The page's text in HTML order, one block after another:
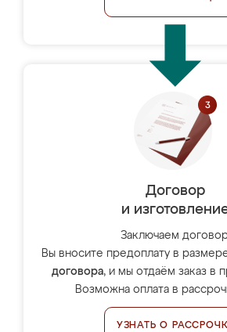
Договор
и
Заключаем
Вы вносите предоплату в
договора, и мы отдаём заказ в
Возможна оплата в
УЗНАТЬ О